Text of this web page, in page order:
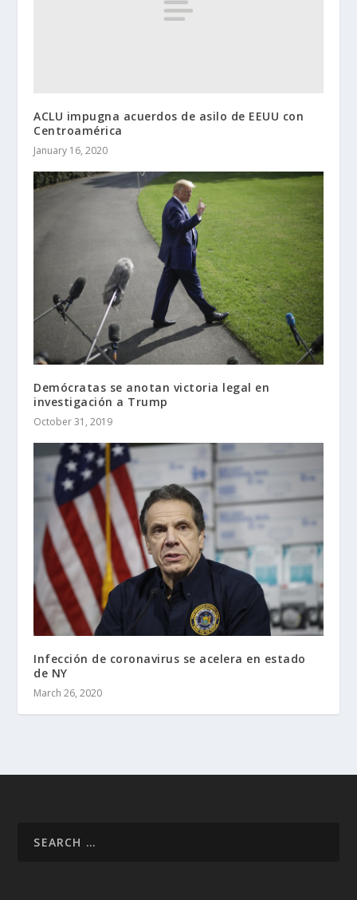
ACLU impugna acuerdos de asilo de EEUU con
Centroamérica
January 16, 2020
Demócratas se anotan victoria legal en
investigación a Trump
October 31, 2019
Infección de coronavirus se acelera en estado
de NY
March 26, 2020